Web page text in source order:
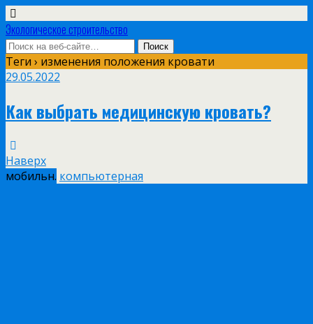
Экологическое строительство
Теги › изменения положения кровати
29.05.2022
Как выбрать медицинскую кровать?
Наверх
мобильн. компьютерная